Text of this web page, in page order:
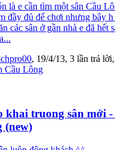
là e cần tìm một sân Cầu
đầy đủ để chơi nhưng bây
các sân ở gần nhà e đã hết
, 19/4/13, 3 lần trả
Cầu Lông
khai truong sân mới -
(new)